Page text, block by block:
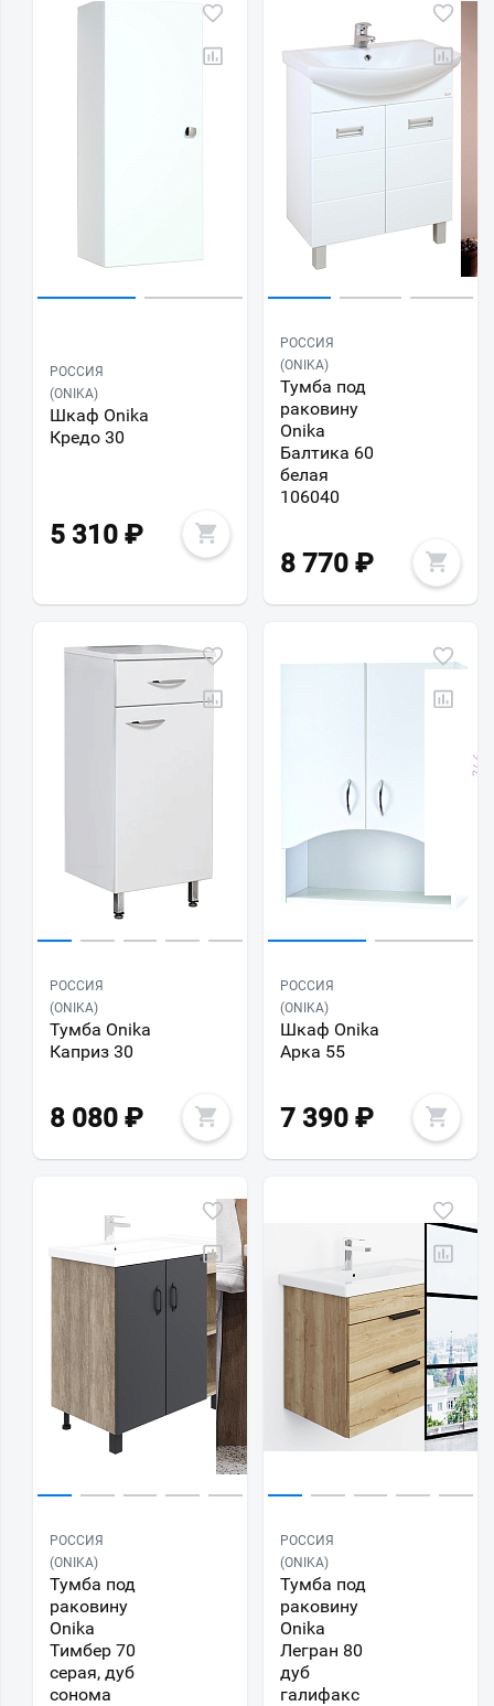
РОССИЯ
(ONIKA)
Шкаф Onika
Кредо 30
5 310 ₽
РОССИЯ
(ONIKA)
Тумба под
раковину
Onika
Балтика 60
белая
106040
8 770 ₽
РОССИЯ
(ONIKA)
Тумба Onika
Каприз 30
8 080 ₽
РОССИЯ
(ONIKA)
Шкаф Onika
Арка 55
7 390 ₽
РОССИЯ
(ONIKA)
Тумба под
раковину
Onika
Тимбер 70
серая, дуб
сонома
РОССИЯ
(ONIKA)
Тумба под
раковину
Onika
Легран 80
дуб
галифакс